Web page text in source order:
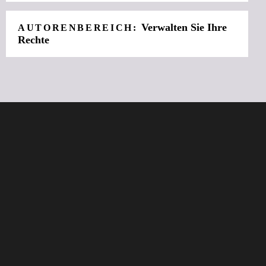
AUTORENBEREICH:Verwalten Sie Ihre
Rechte